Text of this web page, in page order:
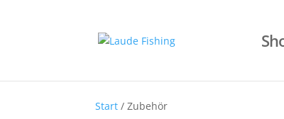
Start / Zubehör